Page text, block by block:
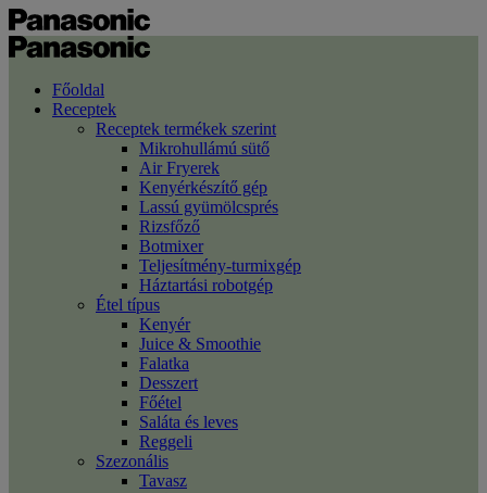
Főoldal
Receptek
Receptek termékek szerint
Mikrohullámú sütő
Air Fryerek
Kenyérkészítő gép
Lassú gyümölcsprés
Rizsfőző
Botmixer
Teljesítmény-turmixgép
Háztartási robotgép
Étel típus
Kenyér
Juice & Smoothie
Falatka
Desszert
Főétel
Saláta és leves
Reggeli
Szezonális
Tavasz